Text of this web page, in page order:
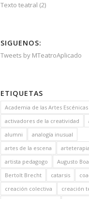
Texto teatral (2)
SIGUENOS:
Tweets by MTeatroAplicado
ETIQUETAS
Academia de las Artes Escénicas
activadores de la creatividad
alumni
analogía inusual
artes de la escena
arteterapia
artista pedagogo
Augusto
Bertolt Brecht
catarsis
creación colectiva
creación